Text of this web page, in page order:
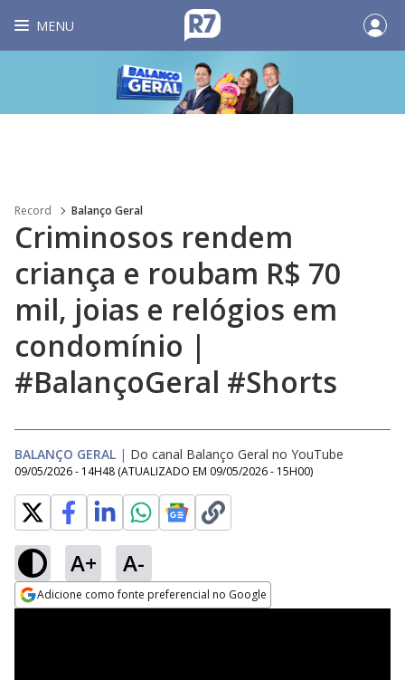
MENU
Record Balanço Geral
Criminosos rendem
criança e roubam R$ 70
mil, joias e relógios em
condomínio |
#BalançoGeral #Shorts
BALANÇO GERAL | Do canal Balanço Geral no YouTube
09/05/2026 - 14H48 (ATUALIZADO EM 09/05/2026 - 15H00)
A+ A-
Adicione como fonte preferencial no Google